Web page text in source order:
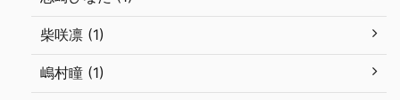
柴咲凛 (1)
嶋村瞳 (1)